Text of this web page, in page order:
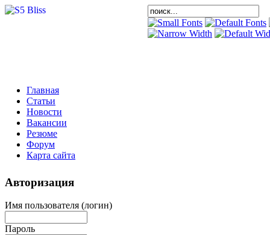
Главная
Статьи
Новости
Вакансии
Резюме
Форум
Карта сайта
Авторизация
Имя пользователя (логин)
Пароль